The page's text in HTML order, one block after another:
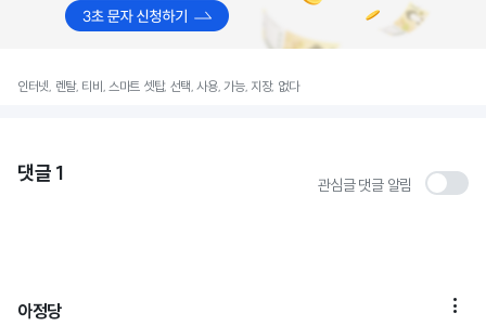
인터넷, 렌탈, 티비, 스마트 셋탑, 선택, 사용, 가능, 지장, 없다
댓글 1 관심글 댓글 알림
아정당 